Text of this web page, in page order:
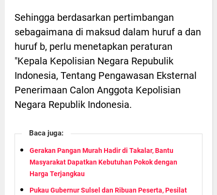
Sehingga berdasarkan pertimbangan
sebagaimana di maksud dalam huruf a dan
huruf b, perlu menetapkan peraturan
"Kepala Kepolisian Negara Repubulik
Indonesia, Tentang Pengawasan Eksternal
Penerimaan Calon Anggota Kepolisian
Negara Republik Indonesia.
Baca juga:
Gerakan Pangan Murah Hadir di Takalar, Bantu
Masyarakat Dapatkan Kebutuhan Pokok dengan
Harga Terjangkau
Pukau Gubernur Sulsel dan Ribuan Peserta, Pesilat